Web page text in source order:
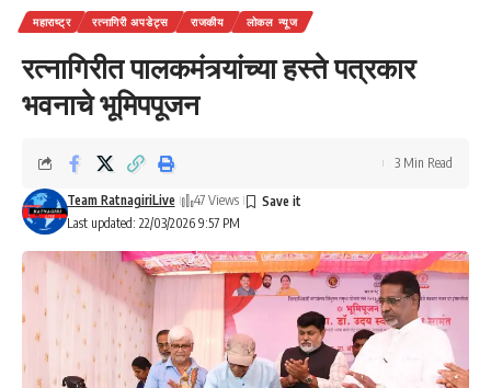
महाराष्ट्र रत्नागिरी अपडेट्स राजकीय लोकल न्यूज
रत्नागिरीत पालकमंत्र्यांच्या हस्ते पत्रकार
भवनाचे भूमिपपूजन
Last updated: 22/03/2026 9:57 PM
Team RatnagiriLive 47 Views
3 Min Read